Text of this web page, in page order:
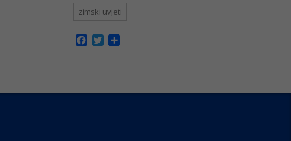
zimski uvjeti
Facebook
Twitter